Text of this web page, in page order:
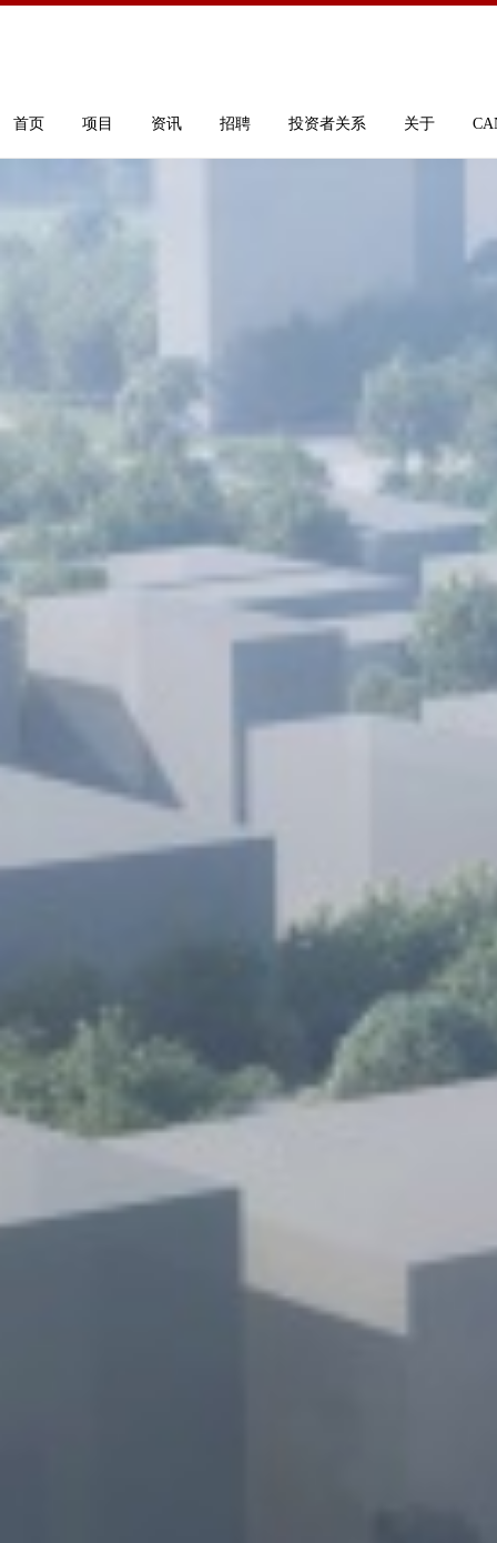
首页 项目 资讯 招聘 投资者关系 关于